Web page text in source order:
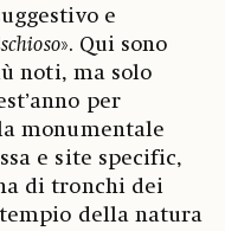
e
». Qui sono
noti, ma solo
per
monumentale
e site specific,
di tronchi dei
della natura